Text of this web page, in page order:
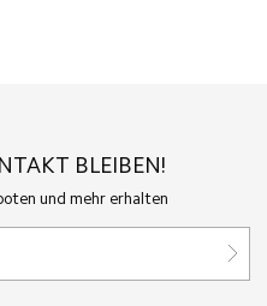
BLEIBEN!
und mehr erhalten